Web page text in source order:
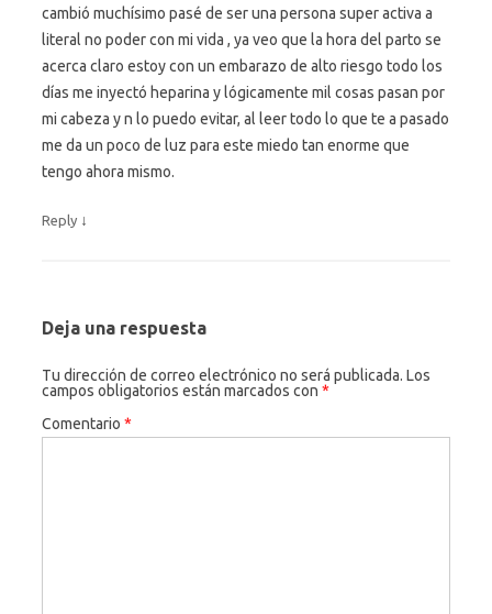
cambió muchísimo pasé de ser una persona super activa a
literal no poder con mi vida , ya veo que la hora del parto se
acerca claro estoy con un embarazo de alto riesgo todo los
días me inyectó heparina y lógicamente mil cosas pasan por
mi cabeza y n lo puedo evitar, al leer todo lo que te a pasado
me da un poco de luz para este miedo tan enorme que
tengo ahora mismo.
Reply ↓
Deja una respuesta
Tu dirección de correo electrónico no será publicada. Los
campos obligatorios están marcados con *
Comentario *